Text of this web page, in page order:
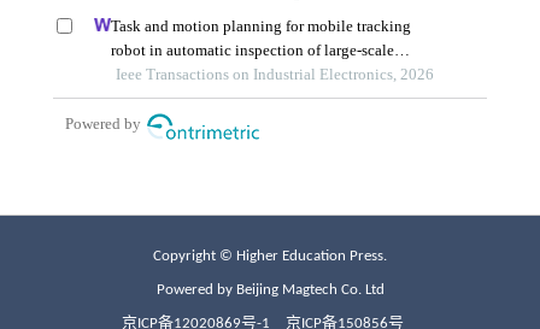
Copyright © Higher Education Press.
Powered by Beijing Magtech Co. Ltd
京ICP备12020869号-1 京ICP备150856号